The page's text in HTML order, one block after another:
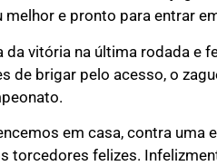
e pronto para entrar
vitória na última rodada e
de brigar pelo acesso, o
em casa, contra uma
torcedores felizes.